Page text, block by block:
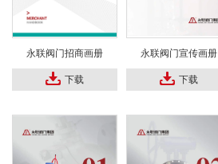
永联阀门招商画册
下载
永联阀门宣传画册
下载